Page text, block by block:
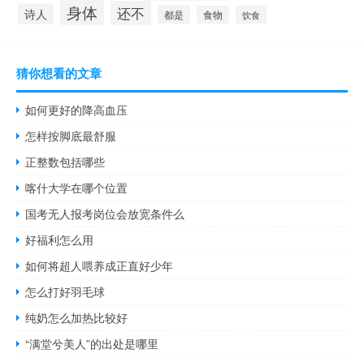
诗人 身体 还不 都是 食物 饮食
猜你想看的文章
如何更好的降高血压
怎样按脚底最舒服
正整数包括哪些
喀什大学在哪个位置
国考无人报考岗位会放宽条件么
好福利怎么用
如何将超人喂养成正直好少年
怎么打好羽毛球
纯奶怎么加热比较好
“满堂兮美人”的出处是哪里